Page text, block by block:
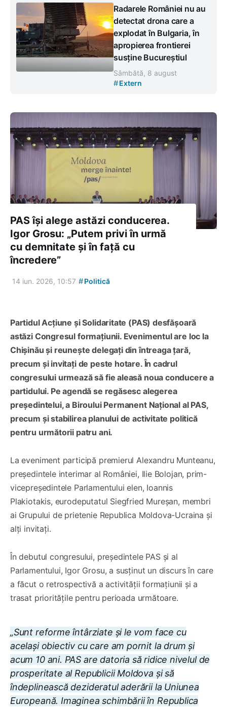
Radarele României nu au
detectat drona care a
explodat în Bulgaria, în
apropierea frontierei
susține Bucureștiul
Sâmbătă, 8 august
#Extern
PAS își alege astăzi conducerea.
Igor Grosu: „Putem privi în urmă
cu demnitate și în față cu
încredere”
14 iun. 2026, 10:57 #Politică
Partidul Acțiune și Solidaritate (PAS) desfășoară
astăzi Congresul formațiunii. Evenimentul are loc la
Chișinău și reunește delegați din întreaga țară,
precum și invitați de peste hotare. În cadrul
congresului urmează să fie aleasă noua conducere a
partidului. Pe agendă se regăsesc alegerea
președintelui, a Biroului Permanent Național al PAS,
precum și stabilirea planului de activitate politică
pentru următorii patru ani.
La eveniment participă premierul Alexandru Munteanu,
președintele interimar al României, Ilie Bolojan, prim-
vicepreședintele Parlamentului elen, Ioannis
Plakiotakis, eurodeputatul Siegfried Mureșan, membri
ai Grupului de prietenie Republica Moldova-Ucraina și
alți invitați.
În debutul congresului, președintele PAS și al
Parlamentului, Igor Grosu, a susținut un discurs în care
a făcut o retrospectivă a activității formațiunii și a
trasat prioritățile pentru perioada următoare.
„Sunt reforme întârziate și le vom face cu
același obiectiv cu care am pornit la drum și
acum 10 ani. PAS are datoria să ridice nivelul de
prosperitate al Republicii Moldova și să
îndeplinească dezideratul aderării la Uniunea
Europeană. Imaginea schimbării în Republica